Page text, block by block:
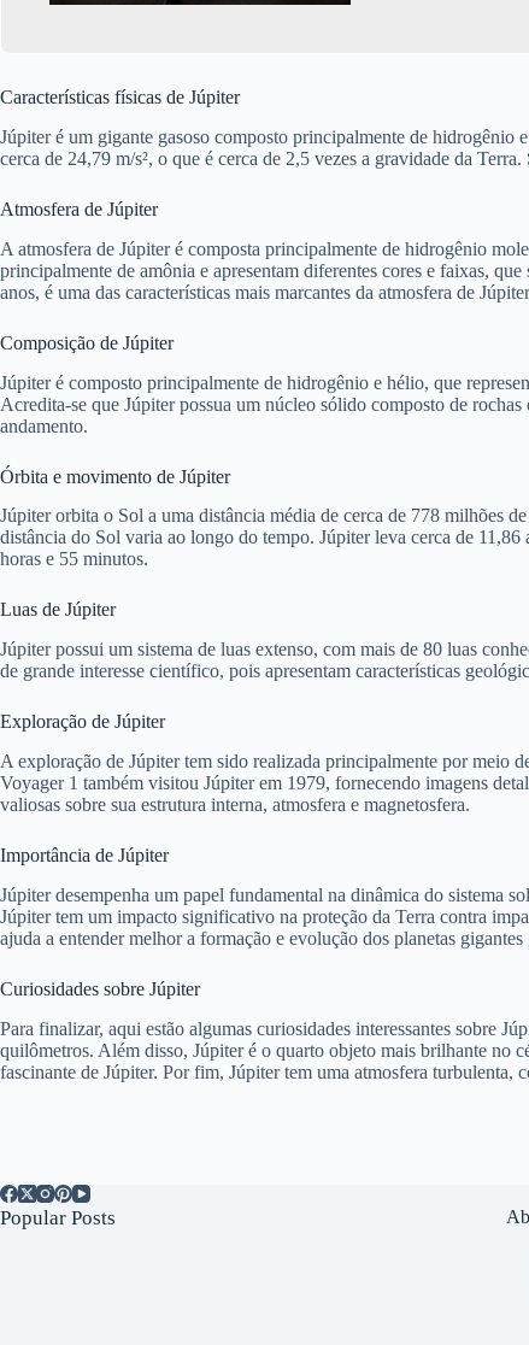
Características físicas de Júpiter
Júpiter é um gigante gasoso composto principalmente de hidrogênio
cerca de 24,79 m/s², o que é cerca de 2,5 vezes a gravidade da
Atmosfera de Júpiter
A atmosfera de Júpiter é composta principalmente de hidrogênio
principalmente de amônia e apresentam diferentes cores e faixas,
anos, é uma das características mais marcantes da atmosfera de
Composição de Júpiter
Júpiter é composto principalmente de hidrogênio e hélio, que
Acredita-se que Júpiter possua um núcleo sólido composto de
andamento.
Órbita e movimento de Júpiter
Júpiter orbita o Sol a uma distância média de cerca de 778 milhões
distância do Sol varia ao longo do tempo. Júpiter leva cerca de
horas e 55 minutos.
Luas de Júpiter
Júpiter possui um sistema de luas extenso, com mais de 80 luas
de grande interesse científico, pois apresentam características
Exploração de Júpiter
A exploração de Júpiter tem sido realizada principalmente por meio
Voyager 1 também visitou Júpiter em 1979, fornecendo imagens
valiosas sobre sua estrutura interna, atmosfera e magnetosfera.
Importância de Júpiter
Júpiter desempenha um papel fundamental na dinâmica do sistema
Júpiter tem um impacto significativo na proteção da Terra contra
ajuda a entender melhor a formação e evolução dos planetas gigantes
Curiosidades sobre Júpiter
Para finalizar, aqui estão algumas curiosidades interessantes sobre
quilômetros. Além disso, Júpiter é o quarto objeto mais brilhante no
fascinante de Júpiter. Por fim, Júpiter tem uma atmosfera turbulenta,
Popular Posts